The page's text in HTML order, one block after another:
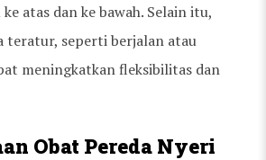
atas dan ke bawah. Selain itu,
teratur, seperti berjalan atau
meningkatkan fleksibilitas dan
Obat Pereda Nyeri